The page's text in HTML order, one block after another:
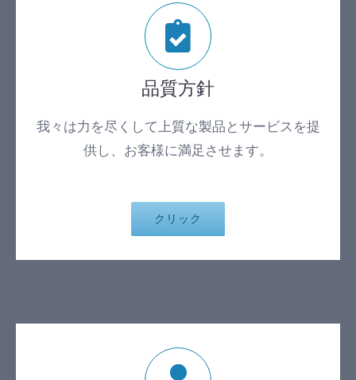
品質方針
我々は力を尽くして上質な製品とサービスを提
供し、お客様に満足させます。
クリック